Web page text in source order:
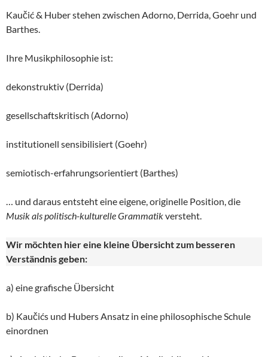
Kaučić & Huber stehen zwischen Adorno, Derrida, Goehr und
Barthes.
Ihre Musikphilosophie ist:
dekonstruktiv (Derrida)
gesellschaftskritisch (Adorno)
institutionell sensibilisiert (Goehr)
semiotisch-erfahrungsorientiert (Barthes)
… und daraus entsteht eine eigene, originelle Position, die
Musik als politisch-kulturelleGrammatikversteht.
Wir möchten hier eine kleine Übersicht zum besseren
Verständnis geben:
a) eine grafische Übersicht
b) Kaučićs und Hubers Ansatz in eine philosophische Schule
einordnen